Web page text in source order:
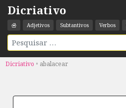
Dicriativo
Adjetivos Subtantivos Verbos
Dicriativo • abalacear